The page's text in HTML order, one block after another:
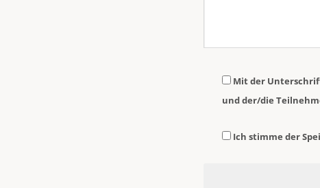
Mit der
und der/die
Ich stimme der